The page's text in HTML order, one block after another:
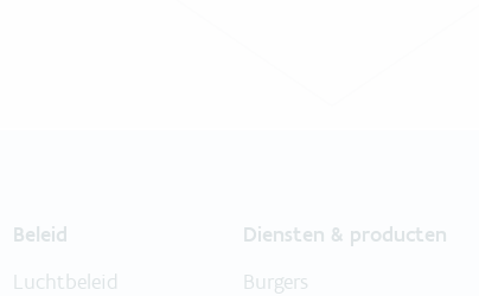
Beleid
Luchtbeleid
Diensten & producten
Burgers